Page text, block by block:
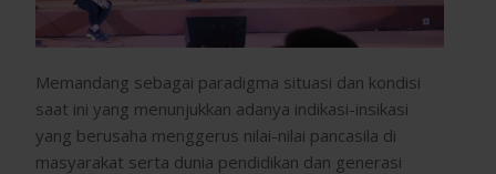
Memandang sebagai paradigma situasi dan kondisi
saat ini yang menunjukkan adanya indikasi-insikasi
yang berusaha menggerus nilai-nilai pancasila di
masyarakat serta dunia pendidikan dan generasi